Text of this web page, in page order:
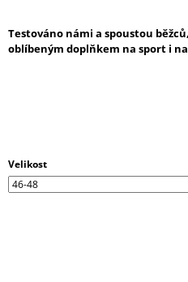
Testováno námi a spoustou
oblíbeným doplňkem na sport i
Velikost
E
M
CARAMELLO
1